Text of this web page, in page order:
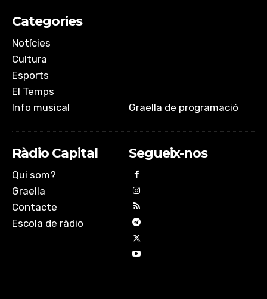
Categories
Notícies
Cultura
Esports
El Temps
Info musical
Graella de programació
Ràdio Capital
Qui som?
Graella
Contacte
Escola de ràdio
Segueix-nos